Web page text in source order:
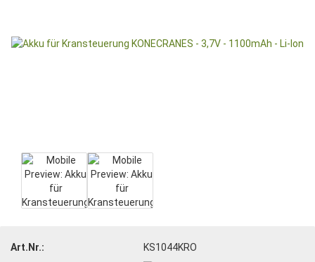
Art.Nr.:
KS1044KRO